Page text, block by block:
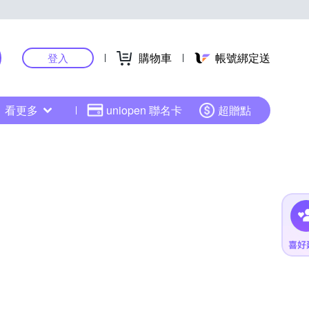
登入 購物車 帳號綁定送
看更多 uniopen 聯名卡 超贈點